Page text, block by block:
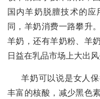
国内羊奶脱膻技术的
同，羊奶消费一路攀升
羊奶，还有羊奶粉、羊
日益在乳品市场上大出风
羊奶可以说是女人
丰富的核酸，减少黑色